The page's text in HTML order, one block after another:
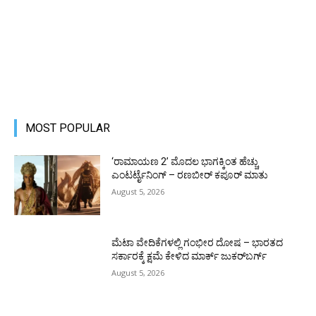
MOST POPULAR
‘ರಾಮಾಯಣ 2’ ಮೊದಲ ಭಾಗಕ್ಕಿಂತ ಹೆಚ್ಚು
ಎಂಟರ್ಟೈನಿಂಗ್ – ರಣಬೀರ್ ಕಪೂರ್ ಮಾತು
August 5, 2026
ಮೆಟಾ ವೇದಿಕೆಗಳಲ್ಲಿ ಗಂಭೀರ ದೋಷ – ಭಾರತದ
ಸರ್ಕಾರಕ್ಕೆ ಕ್ಷಮೆ ಕೇಳಿದ ಮಾರ್ಕ್ ಜುಕರ್‌ಬರ್ಗ್
August 5, 2026